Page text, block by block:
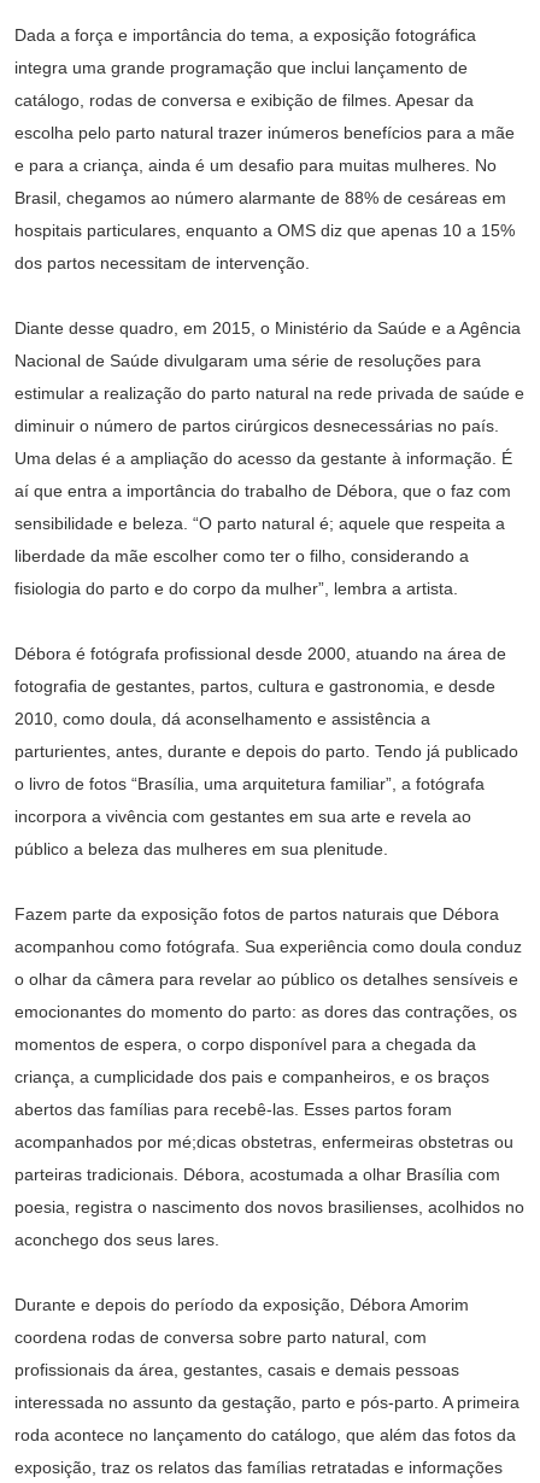
Dada a força e importância do tema, a exposição fotográfica
integra uma grande programação que inclui lançamento de
catálogo, rodas de conversa e exibição de filmes. Apesar da
escolha pelo parto natural trazer inúmeros benefícios para a mãe
e para a criança, ainda é um desafio para muitas mulheres. No
Brasil, chegamos ao número alarmante de 88% de cesáreas em
hospitais particulares, enquanto a OMS diz que apenas 10 a 15%
dos partos necessitam de intervenção.
Diante desse quadro, em 2015, o Ministério da Saúde e a Agência
Nacional de Saúde divulgaram uma série de resoluções para
estimular a realização do parto natural na rede privada de saúde e
diminuir o número de partos cirúrgicos desnecessárias no país.
Uma delas é a ampliação do acesso da gestante à informação. É
aí que entra a importância do trabalho de Débora, que o faz com
sensibilidade e beleza. “O parto natural é; aquele que respeita a
liberdade da mãe escolher como ter o filho, considerando a
fisiologia do parto e do corpo da mulher”, lembra a artista.
Débora é fotógrafa profissional desde 2000, atuando na área de
fotografia de gestantes, partos, cultura e gastronomia, e desde
2010, como doula, dá aconselhamento e assistência a
parturientes, antes, durante e depois do parto. Tendo já publicado
o livro de fotos “Brasília, uma arquitetura familiar”, a fotógrafa
incorpora a vivência com gestantes em sua arte e revela ao
público a beleza das mulheres em sua plenitude.
Fazem parte da exposição fotos de partos naturais que Débora
acompanhou como fotógrafa. Sua experiência como doula conduz
o olhar da câmera para revelar ao público os detalhes sensíveis e
emocionantes do momento do parto: as dores das contrações, os
momentos de espera, o corpo disponível para a chegada da
criança, a cumplicidade dos pais e companheiros, e os braços
abertos das famílias para recebê-las. Esses partos foram
acompanhados por mé;dicas obstetras, enfermeiras obstetras ou
parteiras tradicionais. Débora, acostumada a olhar Brasília com
poesia, registra o nascimento dos novos brasilienses, acolhidos no
aconchego dos seus lares.
Durante e depois do período da exposição, Débora Amorim
coordena rodas de conversa sobre parto natural, com
profissionais da área, gestantes, casais e demais pessoas
interessada no assunto da gestação, parto e pós-parto. A primeira
roda acontece no lançamento do catálogo, que além das fotos da
exposição, traz os relatos das famílias retratadas e informações